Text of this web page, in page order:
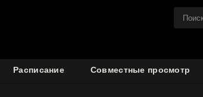
Расписание Совместные просмотр